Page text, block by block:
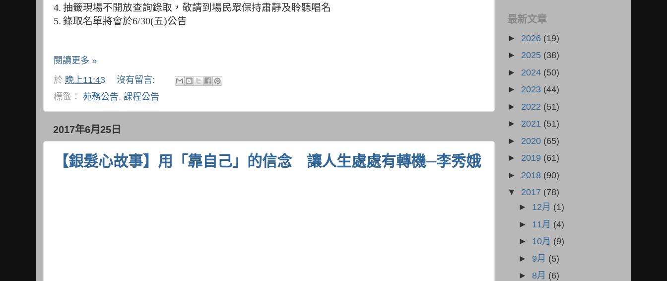
4. 抽籤現場不開放查詢錄取，敬請到場民眾保持肅靜及聆聽唱名
5. 錄取名單將會於6/30(五)公告
閱讀更多 »
於 晚上11:43
沒有留言:
標籤： 苑務公告, 課程公告
2017年6月25日
【銀髮心故事】用「靠自己」的信念 讓人生處處有轉機─李秀娥
最新文章
► 2026 (19)
► 2025 (38)
► 2024 (50)
► 2023 (44)
► 2022 (51)
► 2021 (51)
► 2020 (65)
► 2019 (61)
► 2018 (90)
▼ 2017 (78)
► 12月 (1)
► 11月 (4)
► 10月 (9)
► 9月 (5)
► 8月 (6)